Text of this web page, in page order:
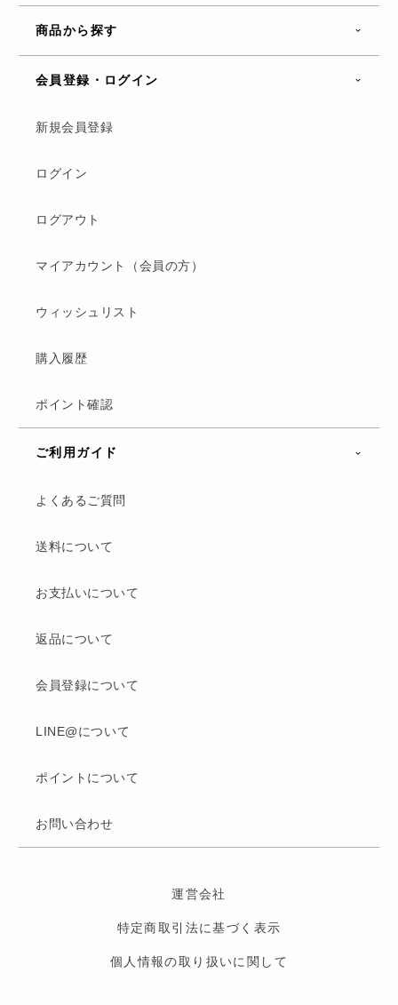
商品から探す
会員登録・ログイン
新規会員登録
ログイン
ログアウト
マイアカウント（会員の方）
ウィッシュリスト
購入履歴
ポイント確認
ご利用ガイド
よくあるご質問
送料について
お支払いについて
返品について
会員登録について
LINE@について
ポイントについて
お問い合わせ
運営会社
特定商取引法に基づく表示
個人情報の取り扱いに関して